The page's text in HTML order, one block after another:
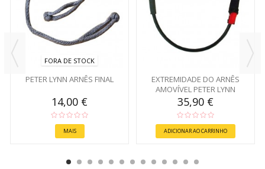
FORA DE STOCK
PETER LYNN ARNÊS FINAL
14,00 €
MAIS
EXTREMIDADE DO ARNÊS
AMOVÍVEL PETER LYNN
35,90 €
ADICIONAR AO CARRINHO